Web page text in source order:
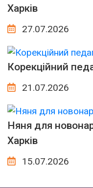
Харків
27.07.2026
Корекційний
21.07.2026
Няня для
Харків
15.07.2026